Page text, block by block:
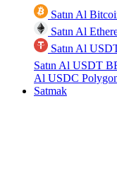
Satın Al
Satın Al
Satın Al
Satın Al USDT
Al USDC
Satmak